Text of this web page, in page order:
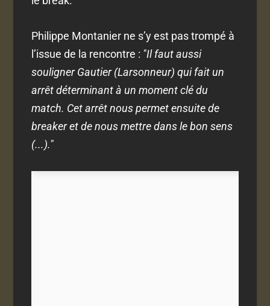
Philippe Montanier ne s’y est pas trompé à
l’issue de la rencontre : "Il faut aussi
souligner Gautier (Larsonneur) qui fait un
arrêt déterminant à un moment clé du
match. Cet arrêt nous permet ensuite de
breaker et de nous mettre dans le bon sens
(...)."